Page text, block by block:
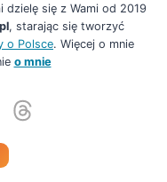
się z Wami od 2019
, starając się tworzyć
o Polsce. Więcej o mnie
o mnie